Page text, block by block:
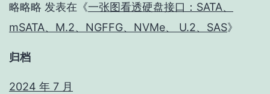
略略略 发表在《一张图看透硬盘接口：SATA、
mSATA、M.2、NGFFG、NVMe、 U.2、SAS》
归档
2024 年 7 月